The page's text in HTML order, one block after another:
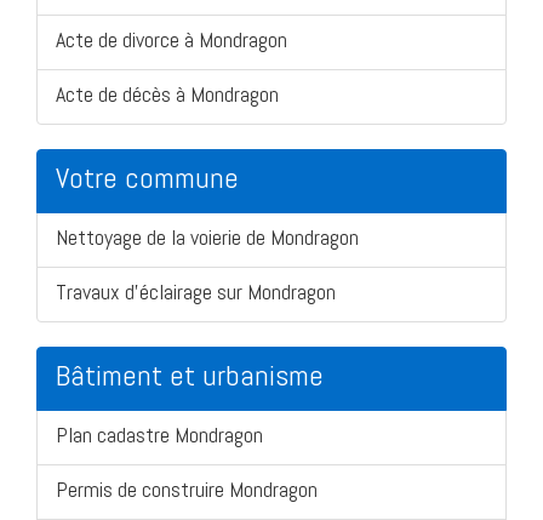
Acte de divorce à Mondragon
Acte de décès à Mondragon
Votre commune
Nettoyage de la voierie de Mondragon
Travaux d'éclairage sur Mondragon
Bâtiment et urbanisme
Plan cadastre Mondragon
Permis de construire Mondragon